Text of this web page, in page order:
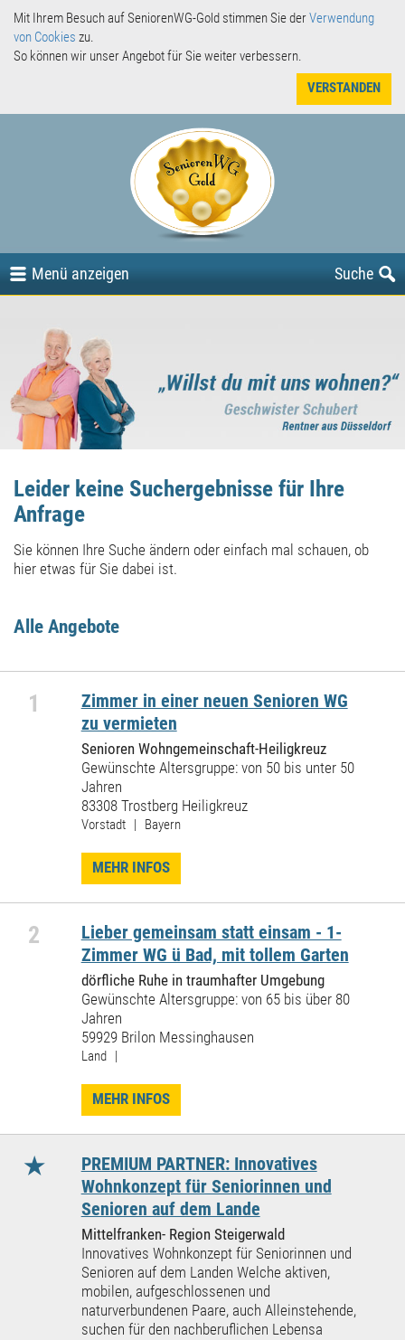
Mit Ihrem Besuch auf SeniorenWG-Gold stimmen Sie derVerwendung
von Cookies zu.
So können wir unser Angebot für Sie weiter verbessern.
VERSTANDEN
Menü anzeigen Suche
Gesuche
Leider keine Suchergebnisse für Ihre
Anfrage
Sie können Ihre Suche ändern oder einfach mal schauen, ob
hier etwas für Sie dabei ist.
Alle Angebote
1
Zimmer in einer neuen Senioren WG
zu vermieten
Senioren Wohngemeinschaft-Heiligkreuz
Gewünschte Altersgruppe: von 50 bis unter 50
Jahren
83308 Trostberg Heiligkreuz
Vorstadt | Bayern
MEHR INFOS
2
Lieber gemeinsam statt einsam - 1-
Zimmer WG ü Bad, mit tollem Garten
dörfliche Ruhe in traumhafter Umgebung
Gewünschte Altersgruppe: von 65 bis über 80
Jahren
59929 Brilon Messinghausen
Land |
MEHR INFOS
★
PREMIUM PARTNER: Innovatives
Wohnkonzept für Seniorinnen und
Senioren auf dem Lande
Mittelfranken- Region Steigerwald
Innovatives Wohnkonzept für Seniorinnen und
Senioren auf dem Landen Welche aktiven,
mobilen, aufgeschlossenen und
naturverbundenen Paare, auch Alleinstehende,
suchen für den nachberuflichen Lebensa